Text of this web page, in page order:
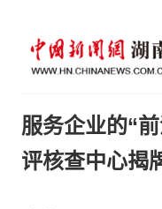
服务企业的“
评核查中心揭